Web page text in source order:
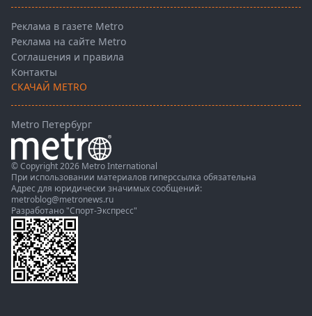
Реклама в газете Metro
Реклама на сайте Metro
Соглашения и правила
Контакты
СКАЧАЙ METRO
Metro Петербург
© Copyright 2026 Metro International
При использовании материалов гиперссылка обязательна
Адрес для юридически значимых сообщений:
metroblog@metronews.ru
Разработано "Спорт-Экспресс"